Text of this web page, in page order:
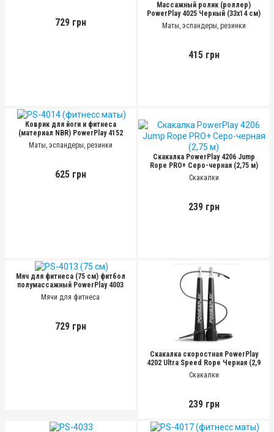
729 грн
Массажный ролик (роллер)
PowerPlay 4025 Черный (33x14 см)
Маты, эспандеры, резинки
415 грн
Коврик для йоги и фитнеса
(материал NBR) PowerPlay 4152
Синий (183x61x1 см)
Маты, эспандеры, резинки
625 грн
Скакалка PowerPlay 4206 Jump
Rope PRO+ Серо-черная (2,75 м)
Скакалки
239 грн
Мяч для фитнеса (75 см) фитбол
полумассажный PowerPlay 4003
Светло-синий + насос (75 см)
Мячи для фитнеса
729 грн
Скакалка скоростная PowerPlay
4202 Ultra Speed Rope Черная (2,9
м)
Скакалки
239 грн